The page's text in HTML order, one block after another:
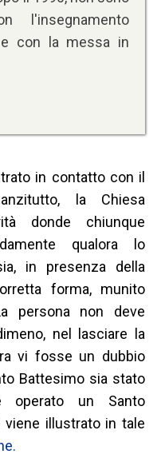
l'insegnamento
e con la messa in
in contatto con il
la Chiesa
donde chiunque
qualora lo
in presenza della
forma, munito
persona non deve
nel lasciare la
vi fosse un dubbio
Battesimo sia stato
operato un Santo
viene illustrato in tale